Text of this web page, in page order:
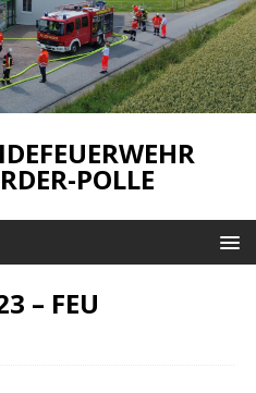
POLLE
– FEU